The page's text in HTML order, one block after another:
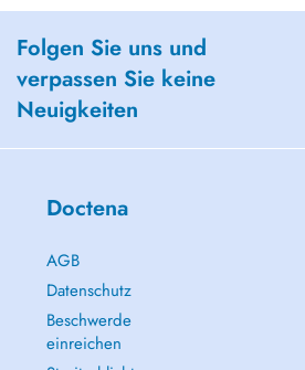
Folgen Sie uns und
verpassen Sie keine
Neuigkeiten
Doctena
AGB
Datenschutz
Beschwerde
einreichen